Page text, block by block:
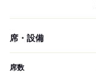
席・設備
席数